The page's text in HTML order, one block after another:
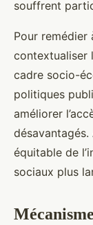
souffrent
Pour remédier
contextualiser
cadre socio-
politiques
améliorer
équitable de
sociaux plus